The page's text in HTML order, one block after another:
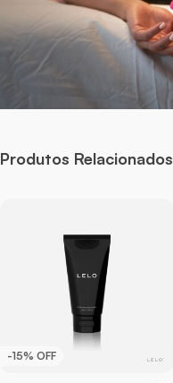
Produtos Relacionados
-15% OFF